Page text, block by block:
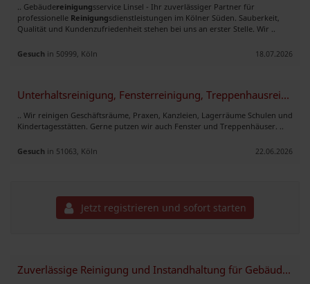
.. Gebäudereinigungsservice Linsel - Ihr zuverlässiger Partner für
professionelle Reinigungsdienstleistungen im Kölner Süden. Sauberkeit,
Qualität und Kundenzufriedenheit stehen bei uns an erster Stelle. Wir ..
Gesuch in 50999, Köln 18.07.2026
Unterhaltsreinigung, Fensterreinigung, Treppenhausreinigung
.. Wir reinigen Geschäftsräume, Praxen, Kanzleien, Lagerräume Schulen und
Kindertagesstätten. Gerne putzen wir auch Fenster und Treppenhäuser. ..
Gesuch in 51063, Köln 22.06.2026
Jetzt registrieren und sofort starten
Zuverlässige Reinigung und Instandhaltung für Gebäude und Gewerbe